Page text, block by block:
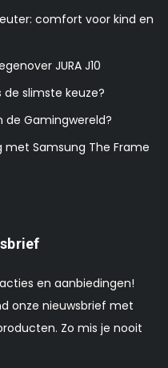
comfort voor kind en
JURA J10
de slimste keuze?
de Gamingwereld?
met Samsung The Frame
en aanbiedingen!
onze nieuwsbrief met
Zo mis je nooit